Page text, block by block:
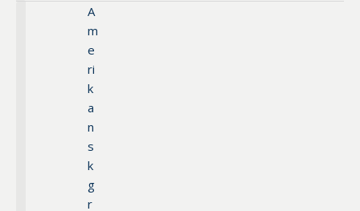
A
m
e
ri
k
a
n
s
k
g
r